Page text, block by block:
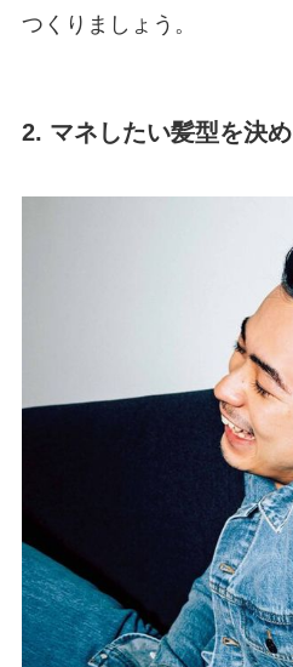
つくりましょう。
2. マネしたい髪型を決